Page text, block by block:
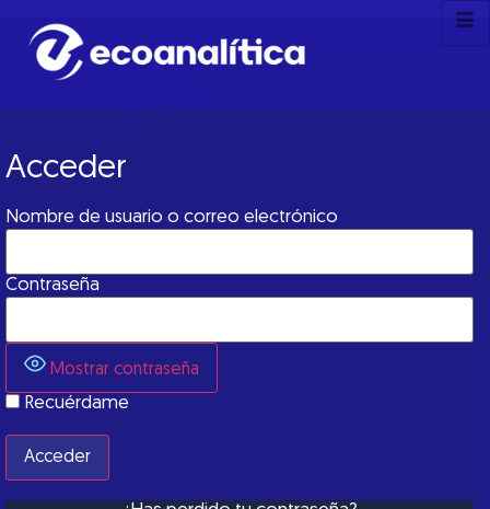
Acceder
Nombre de usuario o correo electrónico
Contraseña
Mostrar contraseña
Recuérdame